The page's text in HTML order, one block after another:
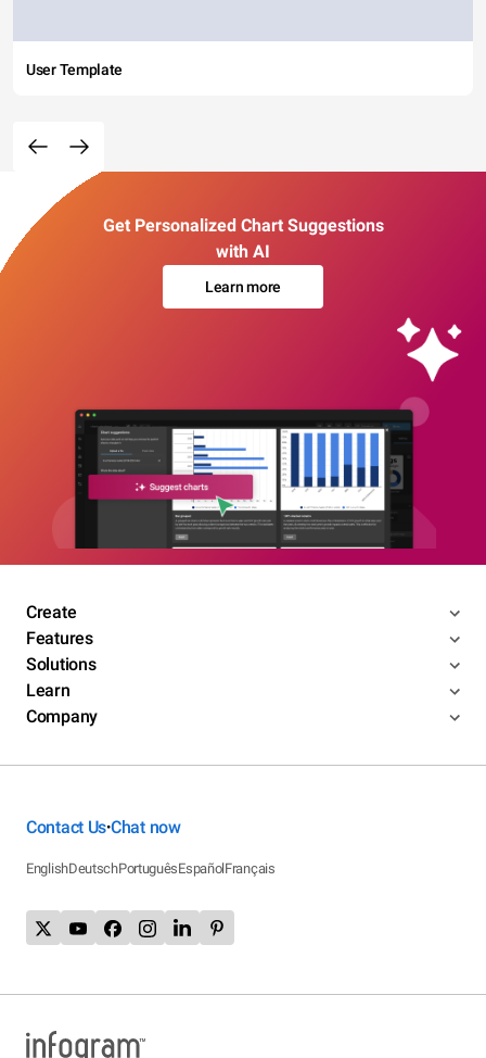
User Template
Get Personalized Chart Suggestions
with AI
Learn more
Create
Features
Solutions
Learn
Company
Contact Us•Chat now
EnglishDeutschPortuguêsEspañolFrançais